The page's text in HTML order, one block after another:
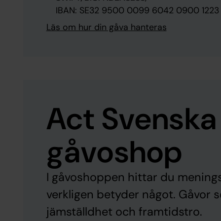
IBAN: SE32 9500 0099 6042 0900 1223
Läs om hur din gåva hanteras
Act
gåvoshop
I gåvoshoppen hittar du
verkligen betyder något. Gåvor
jämställdhet och framtidstro.